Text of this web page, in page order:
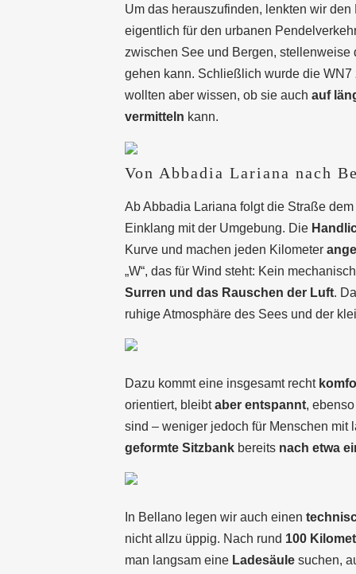
Um das herauszufinden, lenkten wir
eigentlich für den urbanen
zwischen See und Bergen,
gehen kann. Schließlich wurde die
wollten aber wissen, ob sie auch auf
vermitteln kann.
Von Abbadia Lariana nach
Ab Abbadia Lariana folgt die Straße
Einklang mit der Umgebung. Die
Kurve und machen jeden Kilometer
„W“, das für Wind steht: Kein
Surren und das Rauschen der Luft.
ruhige Atmosphäre des Sees und der
Dazu kommt eine insgesamt recht
orientiert, bleibtaber entspannt,
sind – weniger jedoch für Menschen
geformte Sitzbankbereits nach etwa
In Bellano legen wir auch einen
nicht allzu üppig. Nach rund 100
man langsam eine Ladesäulesuchen,